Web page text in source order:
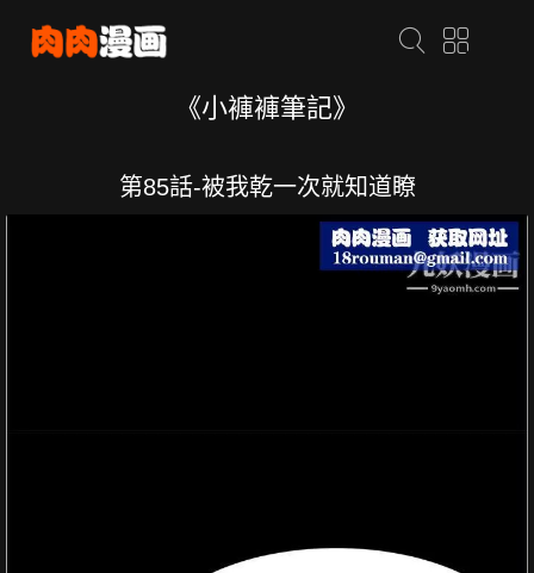
《小褲褲筆記》
第85話-被我乾一次就知道瞭